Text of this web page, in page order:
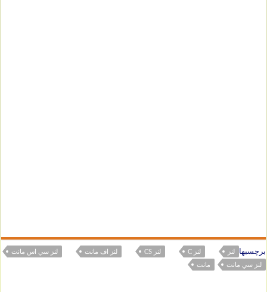
برچسبها لنز لنز C لنز CS لنز اف مانت
لنز سي اس مانت
لنز سي مانت
مانت